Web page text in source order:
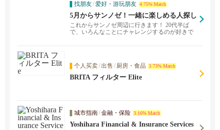
找朋友/爱好・游玩朋友 4.75% Match
5月からサンノゼ！一緒に楽しめる人探し
てます！
これからサンノゼ周辺に行きます！ 20代半ば
で、いろんなことにチャレンジするのが好きで
个人买卖/出售 / 厨房・食品 3.73% Match
BRITA フィルター Elite
城市指南/金融・保险 3.16% Match
Yoshihara Financial & Insurance Services